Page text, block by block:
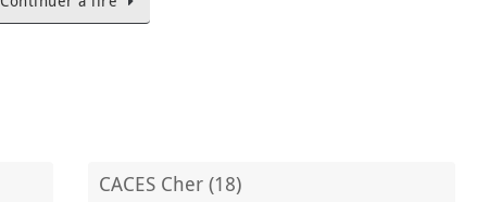
CACES Cher (18)